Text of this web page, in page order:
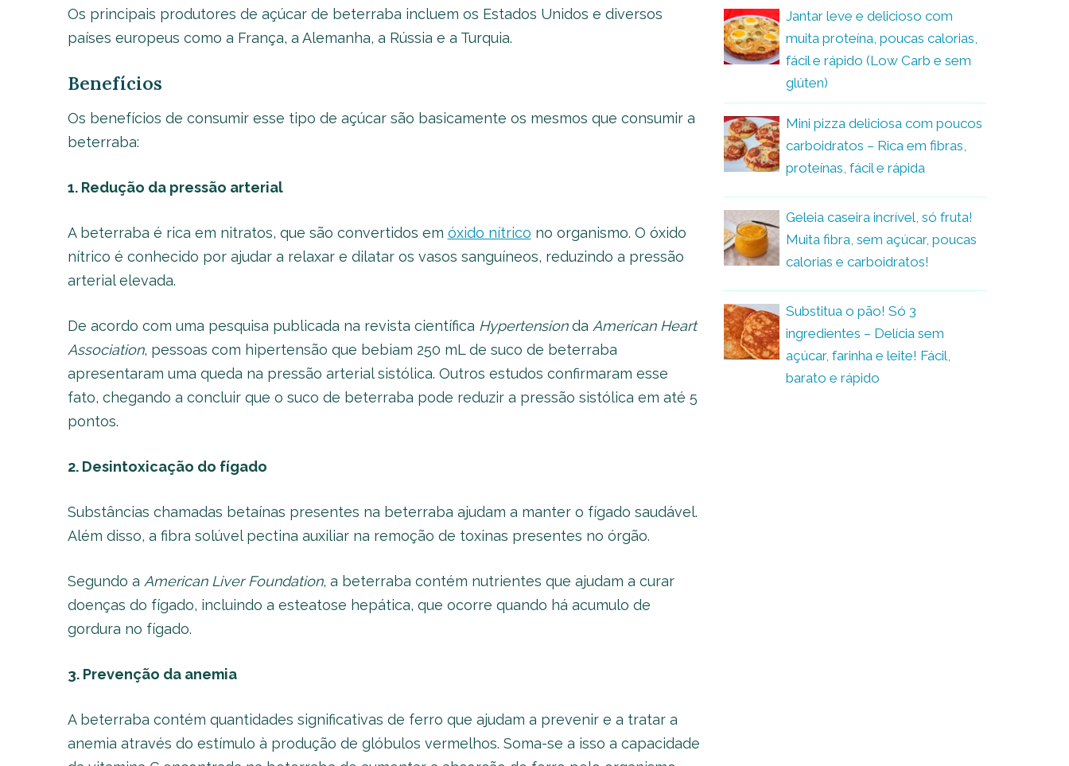
Os principais produtores de açúcar de beterraba incluem os Estados Unidos e diversos
países europeus como a França, a Alemanha, a Rússia e a Turquia.
Benefícios
Os benefícios de consumir esse tipo de açúcar são basicamente os mesmos que consumir a
beterraba:
1. Redução da pressão arterial
A beterraba é rica em nitratos, que são convertidos em óxido nítrico no organismo. O óxido
nítrico é conhecido por ajudar a relaxar e dilatar os vasos sanguíneos, reduzindo a pressão
arterial elevada.
De acordo com uma pesquisa publicada na revista científica Hypertensionda American Heart
Association, pessoas com hipertensão que bebiam 250 mL de suco de beterraba
apresentaram uma queda na pressão arterial sistólica. Outros estudos confirmaram esse
fato, chegando a concluir que o suco de beterraba pode reduzir a pressão sistólica em até 5
pontos.
2. Desintoxicação do fígado
Substâncias chamadas betaínas presentes na beterraba ajudam a manter o fígado saudável.
Além disso, a fibra solúvel pectina auxiliar na remoção de toxinas presentes no órgão.
Segundo a American Liver Foundation, a beterraba contém nutrientes que ajudam a curar
doenças do fígado, incluindo a esteatose hepática, que ocorre quando há acumulo de
gordura no fígado.
3. Prevenção da anemia
A beterraba contém quantidades significativas de ferro que ajudam a prevenir e a tratar a
anemia através do estímulo à produção de glóbulos vermelhos. Soma-se a isso a capacidade
Jantar leve e delicioso com
muita proteína, poucas calorias,
fácil e rápido (Low Carb e sem
glúten)
Mini pizza deliciosa com poucos
carboidratos – Rica em fibras,
proteínas, fácil e rápida
Geleia caseira incrível, só fruta!
Muita fibra, sem açúcar, poucas
calorias e carboidratos!
Substitua o pão! Só 3
ingredientes – Delícia sem
açúcar, farinha e leite! Fácil,
barato e rápido